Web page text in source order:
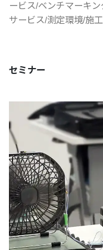
ービス/ベンチマーキ
サービス/測定環境/施
セミナー